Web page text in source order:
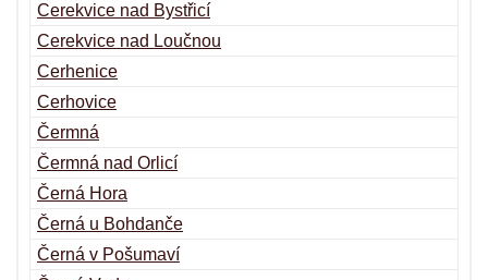
Cerekvice nad Bystřicí
Cerekvice nad Loučnou
Cerhenice
Cerhovice
Čermná
Čermná nad Orlicí
Černá Hora
Černá u Bohdanče
Černá v Pošumaví